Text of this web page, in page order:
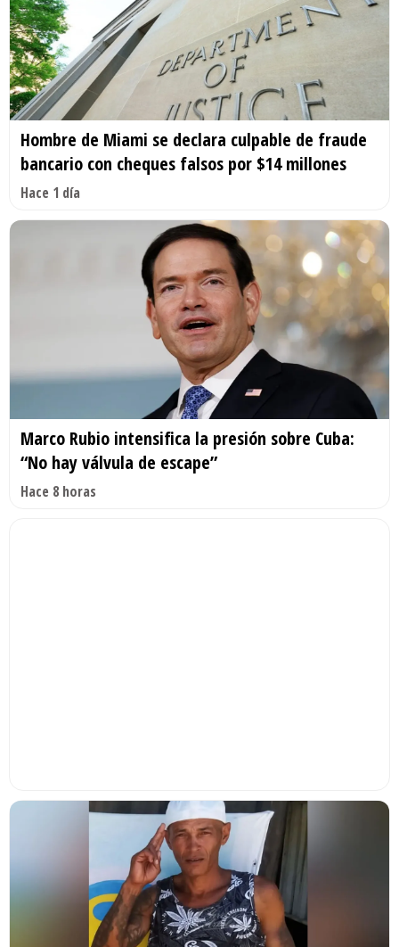
Hombre de Miami se declara culpable de fraude
bancario con cheques falsos por $14 millones
Hace 1 día
Marco Rubio intensifica la presión sobre Cuba:
“No hay válvula de escape”
Hace 8 horas